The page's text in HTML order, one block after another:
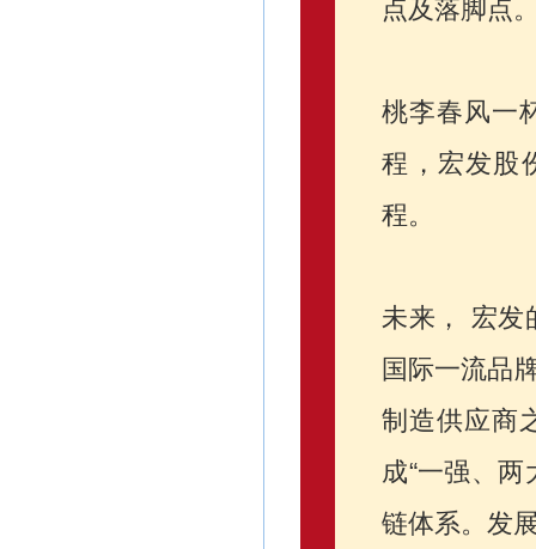
点及落脚点
桃李春风一
程，宏发股
程。
未来， 宏发
国际一流品
制造供应商
成“一强、
链体系。发